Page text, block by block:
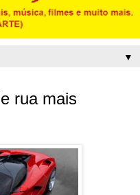
▼
rua mais